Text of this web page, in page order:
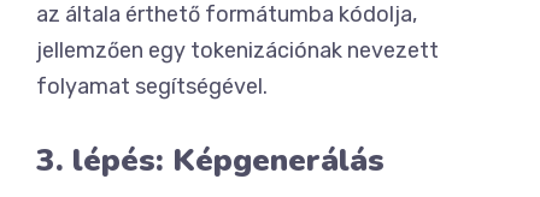
az általa érthető formátumba kódolja,
jellemzően egy tokenizációnak nevezett
folyamat segítségével.
3. lépés: Képgenerálás